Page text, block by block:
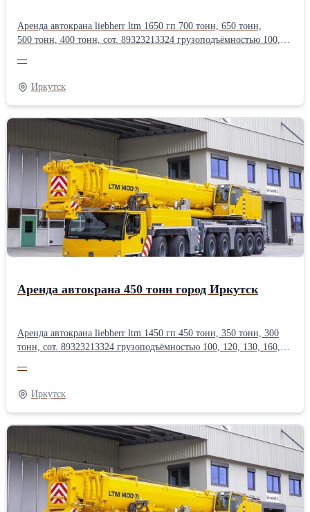
Аренда автокрана liebherr ltm 1650 гп 700 тонн, 650 тонн,
500 тонн, 400 тонн, сот. 89323213324 грузоподъёмностью 100,
монтажа тяжеловесного оборудования в нефтегазовой,
энергетической, химической, металлургической
промышленности.Производитель: Liebherr
—
Иркутск
Аренда автокрана 450 тонн город Иркутск
Аренда автокрана liebherr ltm 1450 гп 450 тонн, 350 тонн, 300
тонн, сот. 89323213324 грузоподъёмностью 100, 120, 130, 160,
тяжеловесного оборудования в нефтегазовой, энергетической,
химической, металлургической
промышленности.Производитель: Liebherr
—
Иркутск